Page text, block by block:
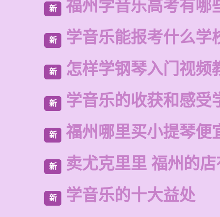
新 福州学音乐高考有哪
新 学音乐能报考什么学
新 怎样学钢琴入门视频
新 学音乐的收获和感受
新 福州哪里买小提琴便
新 卖尤克里里 福州的
新 学音乐的十大益处